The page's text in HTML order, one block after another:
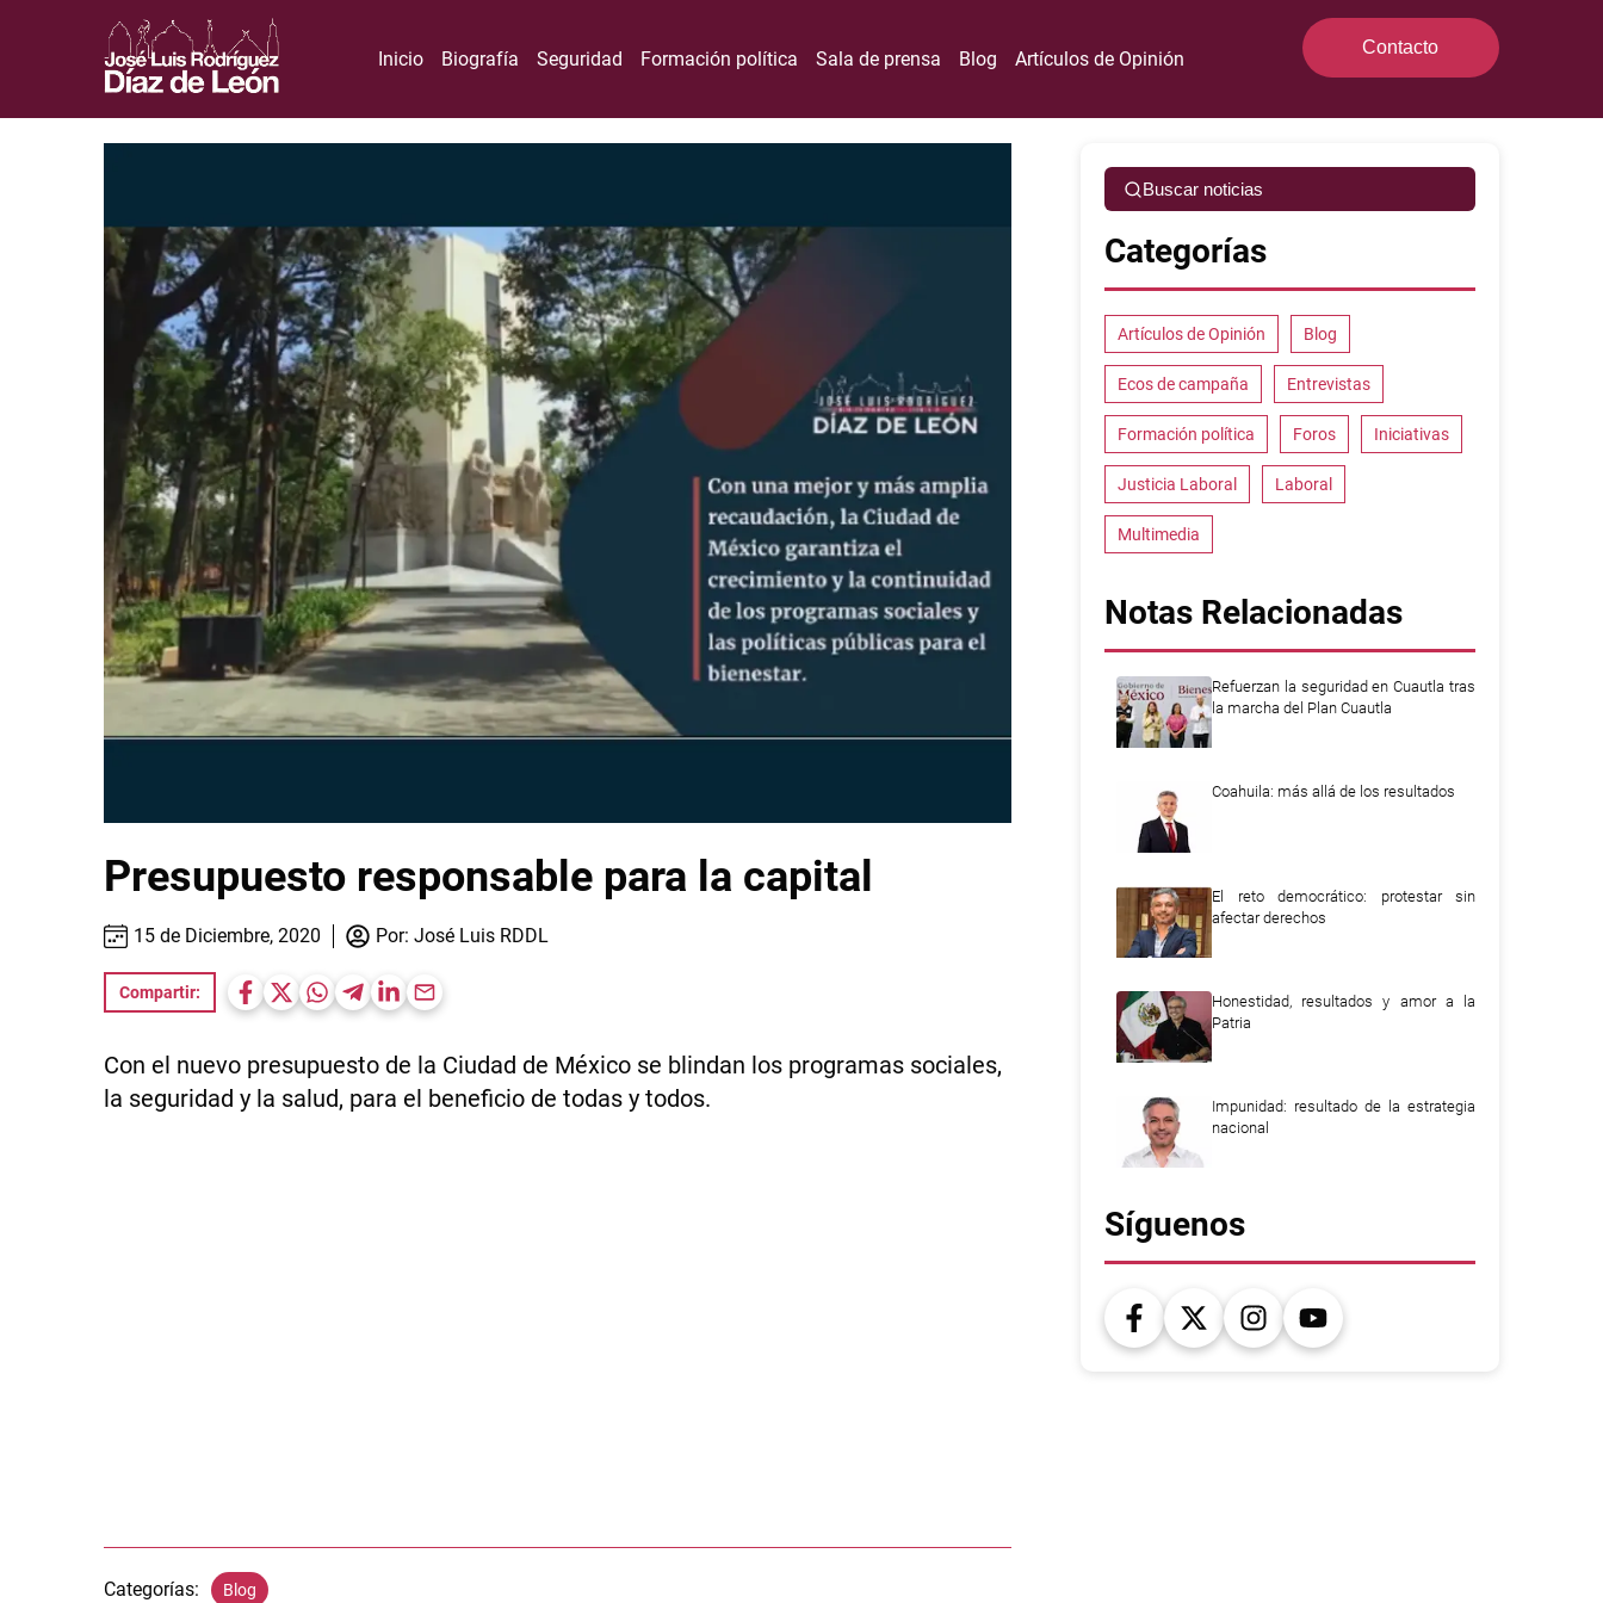
Inicio Biografía Seguridad Formación política Sala de prensa Blog Artículos de Opinión
Contacto
Presupuesto responsable para la capital
15 de Diciembre, 2020 Por: José Luis RDDL
Compartir:
Con el nuevo presupuesto de la Ciudad de México se blindan los programas sociales,
la seguridad y la salud, para el beneficio de todas y todos.
Categorías: Blog
Buscar noticias
Categorías
Artículos de Opinión Blog
Ecos de campaña Entrevistas
Formación política Foros Iniciativas
Justicia Laboral Laboral
Multimedia
Notas Relacionadas
Refuerzan la seguridad en Cuautla tras
la marcha del Plan Cuautla
Coahuila: más allá de los resultados
El reto democrático: protestar sin
afectar derechos
Honestidad, resultados y amor a la
Patria
Impunidad: resultado de la estrategia
nacional
Síguenos